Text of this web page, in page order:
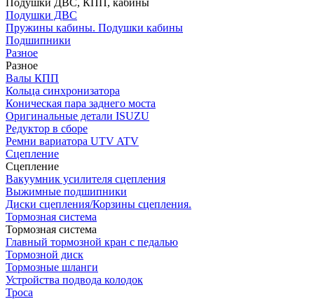
Подушки ДВС, КПП, кабины
Подушки ДВС
Пружины кабины. Подушки кабины
Подшипники
Разное
Разное
Валы КПП
Кольца синхронизатора
Коническая пара заднего моста
Оригинальные детали ISUZU
Редуктор в сборе
Ремни вариатора UTV ATV
Сцепление
Сцепление
Вакуумник усилителя сцепления
Выжимные подшипники
Диски сцепления/Корзины сцепления.
Тормозная система
Тормозная система
Главный тормозной кран с педалью
Тормозной диск
Тормозные шланги
Устройства подвода колодок
Троса